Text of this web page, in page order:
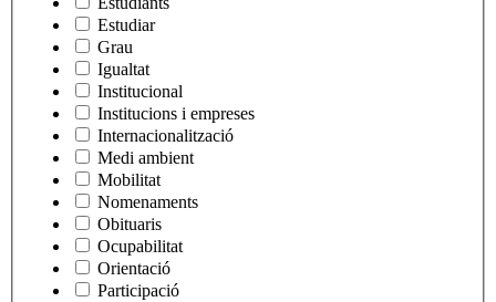
Estudiar
Grau
Igualtat
Institucional
Institucions i empreses
Internacionalització
Medi ambient
Mobilitat
Nomenaments
Obituaris
Ocupabilitat
Orientació
Participació